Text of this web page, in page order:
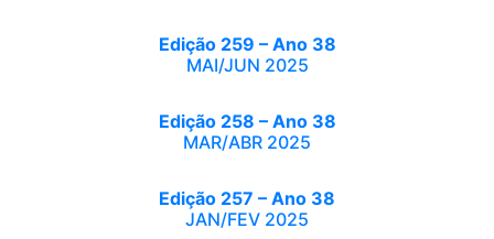
Edição 259 – Ano 38
MAI/JUN 2025
Edição 258 – Ano 38
MAR/ABR 2025
Edição 257 – Ano 38
JAN/FEV 2025